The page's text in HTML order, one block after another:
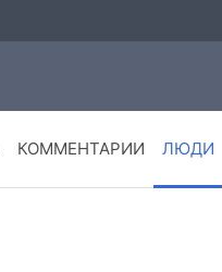
КОММЕНТАРИИ ЛЮДИ